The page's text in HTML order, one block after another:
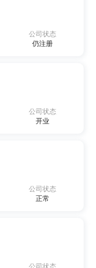
公司状态
仍注册
公司状态
开业
公司状态
正常
公司状态